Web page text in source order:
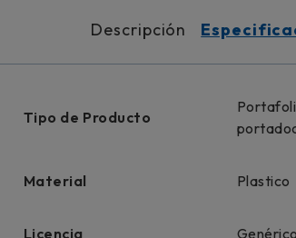
Descripción
Tipo de Producto
Material Plastico
Licencia Genérico